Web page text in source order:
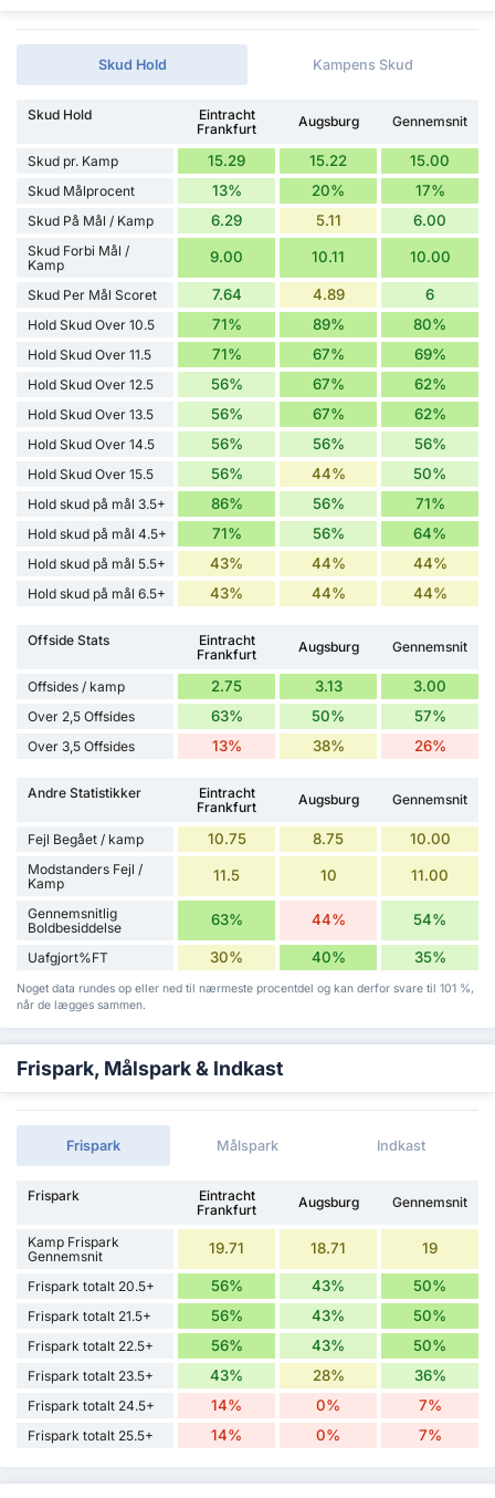
Skud Hold Kampens Skud
Skud Hold
Eintracht
Frankfurt
Augsburg Gennemsnit
Skud pr. Kamp 15.29 15.22 15.00
Skud Målprocent 13% 20% 17%
Skud På Mål / Kamp 6.29 5.11 6.00
Skud Forbi Mål /
Kamp
9.00 10.11 10.00
Skud Per Mål Scoret 7.64 4.89 6
Hold Skud Over 10.5 71% 89% 80%
Hold Skud Over 11.5 71% 67% 69%
Hold Skud Over 12.5 56% 67% 62%
Hold Skud Over 13.5 56% 67% 62%
Hold Skud Over 14.5 56% 56% 56%
Hold Skud Over 15.5 56% 44% 50%
Hold skud på mål 3.5+ 86% 56% 71%
Hold skud på mål 4.5+ 71% 56% 64%
Hold skud på mål 5.5+ 43% 44% 44%
Hold skud på mål 6.5+ 43% 44% 44%
Offside Stats
Eintracht
Frankfurt
Augsburg Gennemsnit
Offsides / kamp 2.75 3.13 3.00
Over 2,5 Offsides 63% 50% 57%
Over 3,5 Offsides 13% 38% 26%
Andre Statistikker
Eintracht
Frankfurt
Augsburg Gennemsnit
Fejl Begået / kamp 10.75 8.75 10.00
Modstanders Fejl /
Kamp
11.5 10 11.00
Gennemsnitlig
Boldbesiddelse
63% 44% 54%
Uafgjort%FT 30% 40% 35%
Noget data rundes op eller ned til nærmeste procentdel og kan derfor svare til 101 %,
når de lægges sammen.
Frispark, Målspark & Indkast
Frispark Målspark Indkast
Frispark
Eintracht
Frankfurt
Augsburg Gennemsnit
Kamp Frispark
Gennemsnit
19.71 18.71 19
Frispark totalt 20.5+ 56% 43% 50%
Frispark totalt 21.5+ 56% 43% 50%
Frispark totalt 22.5+ 56% 43% 50%
Frispark totalt 23.5+ 43% 28% 36%
Frispark totalt 24.5+ 14% 0% 7%
Frispark totalt 25.5+ 14% 0% 7%